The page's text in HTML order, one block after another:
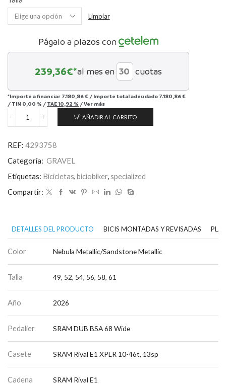
Limpiar
Págalo a plazos con
239,36€*al mes en cuotas
*Importe a financiar 7.180,86 € / Importe total adeudado 7.180,86 €
/ TIN 0,00 % / TAE10,92 % /Ver más
Diverge
-
SRAM
Rival
XPLR
AÑADIR AL CARRITO
REF: 4293758
Categoría: GRAVEL
Etiquetas: Bicicletas biciobiker specialized
Compartir:
DETALLES DEL PRODUCTO BICIS MONTADAS Y REVISADAS
Color Nebula Metallic/Sandstone Metallic
Talla 49, 52, 54, 56, 58, 61
Año 2026
Pedalier SRAM DUB BSA 68 Wide
Casete SRAM Rival E1 XPLR 10-46t, 13sp
Cadena SRAM Rival E1